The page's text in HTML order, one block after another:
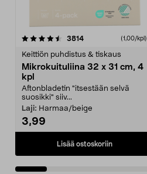
3814arvostelut (1,00/kpl)
Keittiön puhdistus & tiskaus
Mikrokuituliina 32 x 31 cm, 4
kpl
Aftonbladetin "itsestään selvä
suosikki" siiv...
Laji: Harmaa/beige
3,99
Lisää ostoskoriin
4.5viidestä